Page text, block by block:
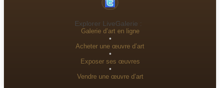
Explorer LiveGalerie :
Galerie d’art en ligne
•
Acheter une œuvre d’art
•
Exposer ses œuvres
•
Vendre une œuvre d’art